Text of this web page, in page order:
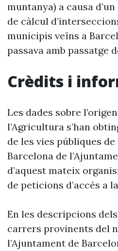
muntanya) a causa
de càlcul
municipis veïns a
passava amb passatge
Crèdits i
Les dades sobre
l’Agricultura s’han
de les vies públiques
Barcelona de
d’aquest mateix
de peticions d’accés a
En les descripcions
carrers provinents del
l’Ajuntament de